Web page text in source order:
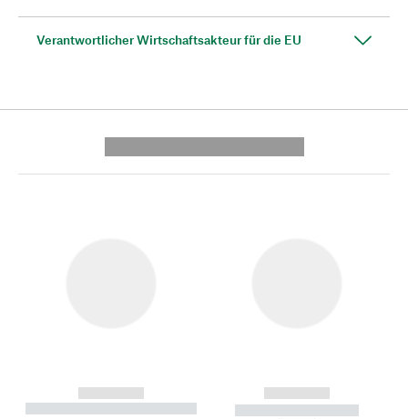
Verantwortlicher Wirtschaftsakteur für die EU
------------
----------- ----------- --------
------------
----------- -----------